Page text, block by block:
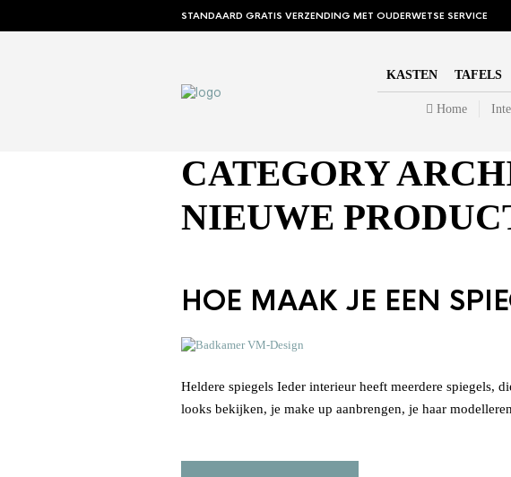
STANDAARD GRATIS VERZENDING MET OUDERWETSE SERVICE
KASTEN TAFELS
Home
CATEGORY
NIEUWE
HOE MAAK JE EEN
Heldere spiegels Ieder interieur heeft meerdere spiegels,
looks bekijken, je make up aanbrengen, je haar